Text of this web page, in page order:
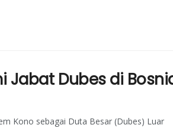
Jabat Dubes di
Kono sebagai Duta Besar (Dubes) Luar